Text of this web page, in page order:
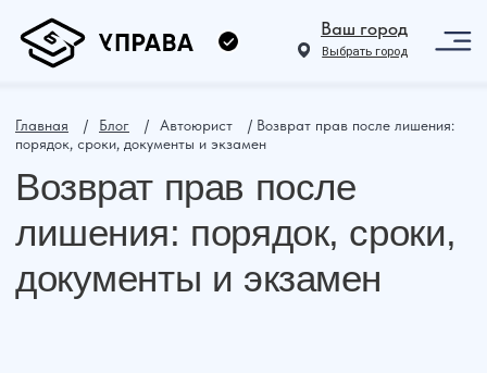
Выбрать город
Возврат прав после
документы и экзамен